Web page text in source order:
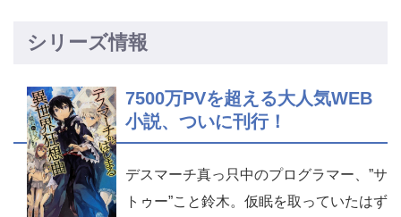
シリーズ情報
7500万PVを超える大人気WEB
小説、ついに刊行！
デスマーチ真っ只中のプログラマー、”サ
トゥー”こと鈴木。仮眠を取っていたはず